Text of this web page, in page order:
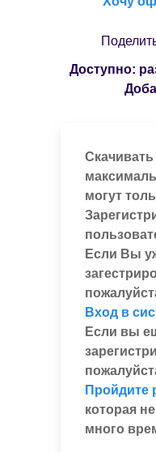
Доступно:
могут
Если Вы
Вход в
Если вы
Пройдите
которая
много